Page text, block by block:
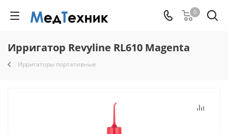
0
Ирригатор Revyline RL610 Magenta
Ирригаторы портативные